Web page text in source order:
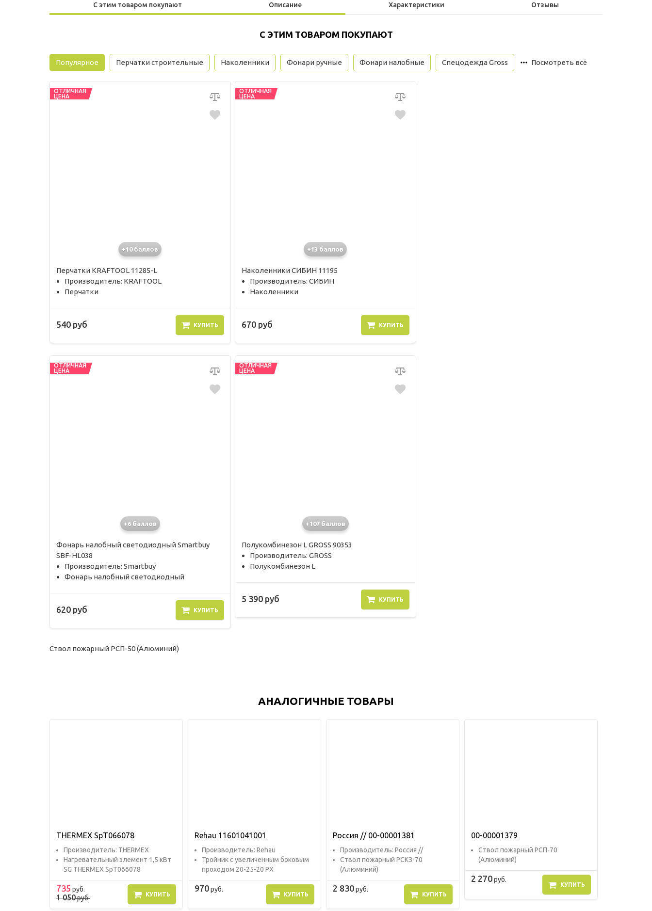
С этим товаром покупают Описание Характеристики Отзывы
С ЭТИМ ТОВАРОМ ПОКУПАЮТ
Популярное Перчатки строительные Наколенники Фонари ручные Фонари налобные Спецодежда Gross Посмотреть всё
ОТЛИЧНАЯ
ЦЕНА
+10 баллов
Перчатки KRAFTOOL 11285-L
Производитель: KRAFTOOL
Перчатки
540 руб КУПИТЬ
ОТЛИЧНАЯ
ЦЕНА
+13 баллов
Наколенники СИБИН 11195
Производитель: СИБИН
Наколенники
670 руб КУПИТЬ
ОТЛИЧНАЯ
ЦЕНА
+6 баллов
Фонарь налобный светодиодный Smartbuy
SBF-HL038
Производитель: Smartbuy
Фонарь налобный светодиодный
620 руб КУПИТЬ
ОТЛИЧНАЯ
ЦЕНА
+107 баллов
Полукомбинезон L GROSS 90353
Производитель: GROSS
Полукомбинезон L
5 390 руб КУПИТЬ
Ствол пожарный РСП-50 (Алюминий)
АНАЛОГИЧНЫЕ ТОВАРЫ
THERMEX SpT066078
Прoизвoдитель: THERMEX
Нагревательный элемент 1,5 кВт
SG THERMEX SpT066078
735 руб.
1 050руб. КУПИТЬ
Rehau 11601041001
Прoизвoдитель: Rehau
Тройник с увеличенным боковым
проходом 20-25-20 PX
970руб.
КУПИТЬ
Россия // 00-00001381
Прoизвoдитель: Россия //
Ствол пожарный РСКЗ-70
(Алюминий)
2 830руб.
КУПИТЬ
00-00001379
Ствол пожарный РСП-70
(Алюминий)
2 270руб.
КУПИТЬ